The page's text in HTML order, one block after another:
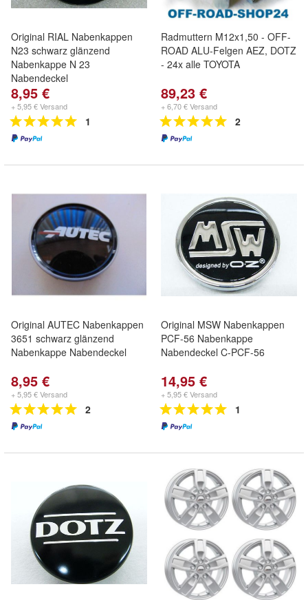
Original RIAL Nabenkappen
N23 schwarz glänzend
Nabenkappe N 23
Nabendeckel
8,95 €
+ 5,95 € Versand
1
Radmuttern M12x1,50 - OFF-
ROAD ALU-Felgen AEZ, DOTZ
- 24x alle TOYOTA
89,23 €
+ 6,70 € Versand
2
Original AUTEC Nabenkappen
3651 schwarz glänzend
Nabenkappe Nabendeckel
8,95 €
+ 5,95 € Versand
2
Original MSW Nabenkappen
PCF-56 Nabenkappe
Nabendeckel C-PCF-56
14,95 €
+ 5,95 € Versand
1